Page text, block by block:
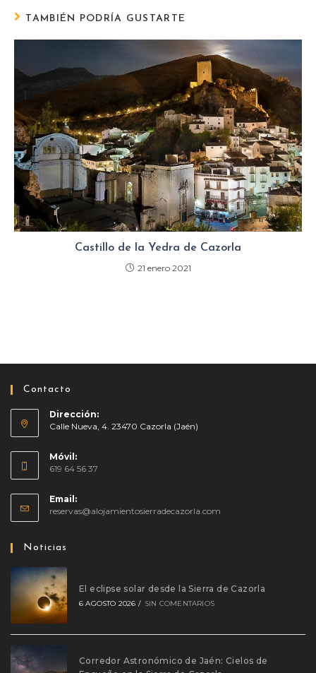
TAMBIÉN PODRÍA GUSTARTE
Castillo de la Yedra de Cazorla
21 enero 2021
Contacto
Dirección:
Calle Nueva, 4. 23470 Cazorla (Jaén)
Móvil:
619 64 56 37
Email:
reservas@alojamientosierradecazorla.com
Noticias
El eclipse solar desde la Sierra de Cazorla
6 AGOSTO 2026 / SIN COMENTARIOS
Corredor Astronómico de Jaén: Cielos de